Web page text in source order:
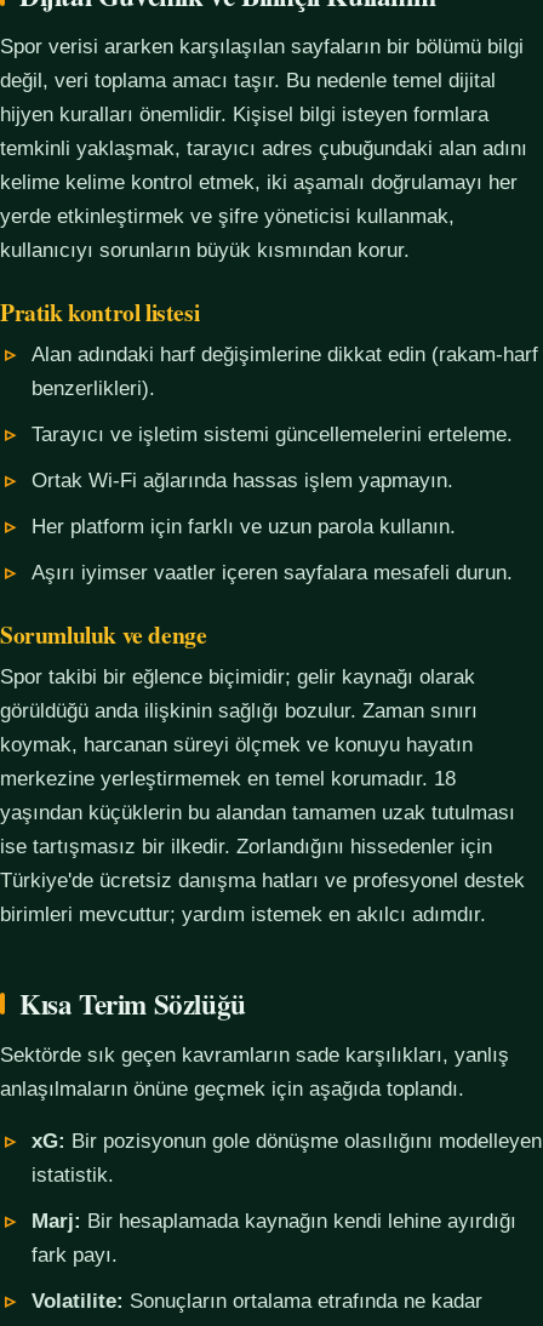
Spor verisi ararken karşılaşılan sayfaların bir bölümü bilgi
değil, veri toplama amacı taşır. Bu nedenle temel dijital
hijyen kuralları önemlidir. Kişisel bilgi isteyen formlara
temkinli yaklaşmak, tarayıcı adres çubuğundaki alan adını
kelime kelime kontrol etmek, iki aşamalı doğrulamayı her
yerde etkinleştirmek ve şifre yöneticisi kullanmak,
kullanıcıyı sorunların büyük kısmından korur.
Pratik kontrol listesi
Alan adındaki harf değişimlerine dikkat edin (rakam-harf
benzerlikleri).
Tarayıcı ve işletim sistemi güncellemelerini erteleme.
Ortak Wi-Fi ağlarında hassas işlem yapmayın.
Her platform için farklı ve uzun parola kullanın.
Aşırı iyimser vaatler içeren sayfalara mesafeli durun.
Sorumluluk ve denge
Spor takibi bir eğlence biçimidir; gelir kaynağı olarak
görüldüğü anda ilişkinin sağlığı bozulur. Zaman sınırı
koymak, harcanan süreyi ölçmek ve konuyu hayatın
merkezine yerleştirmemek en temel korumadır. 18
yaşından küçüklerin bu alandan tamamen uzak tutulması
ise tartışmasız bir ilkedir. Zorlandığını hissedenler için
Türkiye'de ücretsiz danışma hatları ve profesyonel destek
birimleri mevcuttur; yardım istemek en akılcı adımdır.
Kısa Terim Sözlüğü
Sektörde sık geçen kavramların sade karşılıkları, yanlış
anlaşılmaların önüne geçmek için aşağıda toplandı.
xG: Bir pozisyonun gole dönüşme olasılığını modelleyen
istatistik.
Marj: Bir hesaplamada kaynağın kendi lehine ayırdığı
fark payı.
Volatilite: Sonuçların ortalama etrafında ne kadar